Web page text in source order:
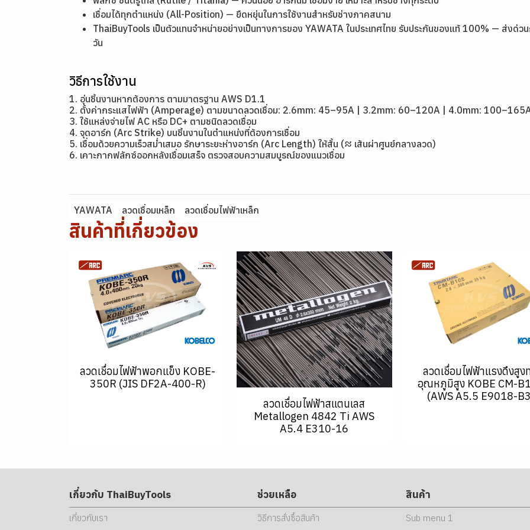
เชื่อมได้ทุกตำแหน่ง (All-Position) — ยืดหยุ่นในการใช้งานสำหรับช่างภาคสนาม
ThaiBuyTools เป็นตัวแทนจำหน่ายอย่างเป็นทางการของ YAWATA ในประเทศไทย รับประกันของแท้ 100% — ส่งด่ว
วัน
วิธีการใช้งาน
1. อุ่นชิ้นงานหากต้องการ ตามมาตรฐาน AWS D1.1
2. ตั้งค่ากระแสไฟฟ้า (Amperage) ตามขนาดลวดเชื่อม: 2.6mm: 45–95A | 3.2mm: 60–120A | 4.0mm:
3. ใช้แหล่งจ่ายไฟ AC หรือ DC+ ตามชนิดลวดเชื่อม
4. จุดอาร์ก (Arc Strike) บนชิ้นงานในตำแหน่งที่ต้องการเชื่อม
5. เชื่อมด้วยความเร็วสม่ำเสมอ รักษาระยะห่างอาร์ก (Arc Length) ให้สั้น (≈ เส้นผ่าศูนย์กลางลวด)
6. เคาะกากฟลักซ์ออกหลังเชื่อมเสร็จ ตรวจสอบความสมบูรณ์ของแนวเชื่อม
YAWATA ลวดเชื่อมเหล็ก ลวดเชื่อมไฟฟ้าเหล็ก
สินค้าที่เกี่ยวข้อง
ลวดเชื่อมไฟฟ้าพอกแข็ง KOBE-
350R (JIS DF2A-400-R)
ลวดเชื่อมไฟฟ้าสแตนเลส
Metallogen 4842 Ti AWS
A5.4 E310-16
ลวดเชื่อมไฟฟ้าแรงดึงสูง
อุณหภูมิสูง KOBE CM-
(AWS A5.5 E9018-
เกี่ยวกับ ThaiBuyTools
เกี่ยวกับเรา
ช่วยเหลือ
วิธีการสั่งซื้อสินค้า
สินค้า
Sub menu 1